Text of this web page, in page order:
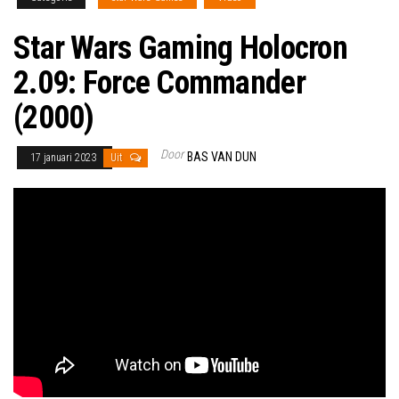
Star Wars Gaming Holocron
2.09: Force Commander
(2000)
17 januari 2023 Uit Door BAS VAN DUN